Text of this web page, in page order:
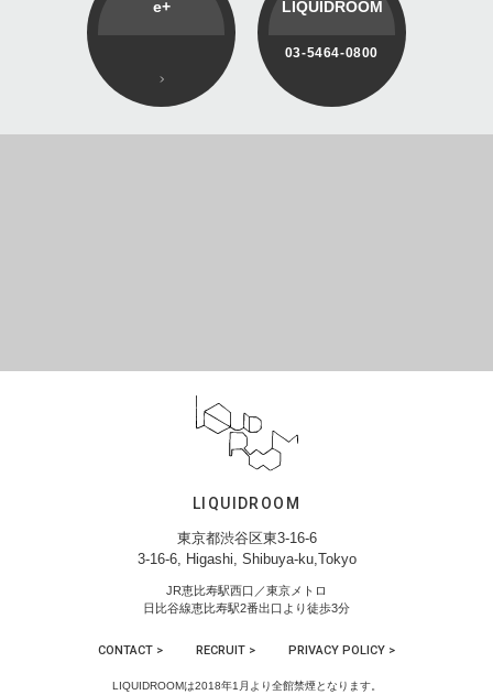
e+ LIQUIDROOM
03-5464-0800
LIQUIDROOM
東京都渋谷区東3-16-6
3-16-6, Higashi, Shibuya-ku,Tokyo
JR恵比寿駅西口／東京メトロ
日比谷線恵比寿駅2番出口より徒歩3分
CONTACT > RECRUIT > PRIVACY POLICY >
LIQUIDROOMは2018年1月より全館禁煙となります。